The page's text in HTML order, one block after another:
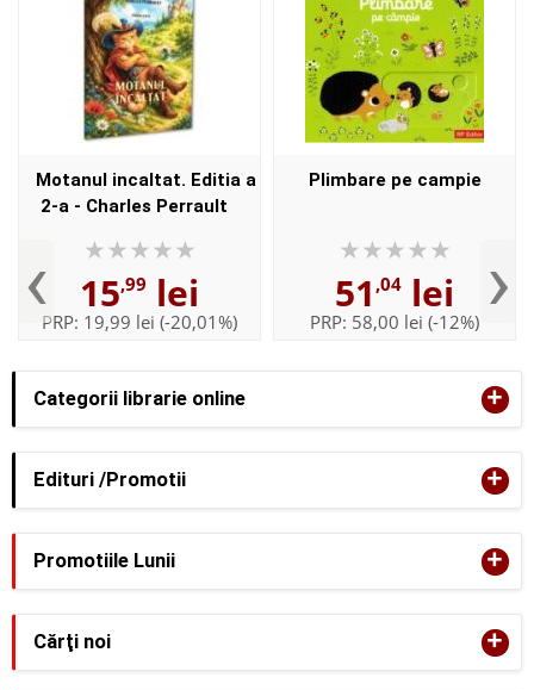
Categorii librarie online +
Edituri /Promotii +
‹
Motanul incaltat. Editia a
2-a - Charles Perrault
15,99 lei
PRP: 19,99 lei (-20,01%)
Plimbare pe campie
51 ,04 lei
PRP: 58,00 lei (-12%) ›
Promotiile Lunii +
Cărţi noi +